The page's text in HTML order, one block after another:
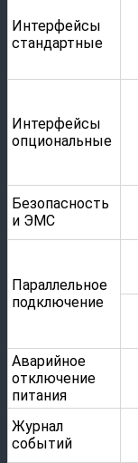
Интерфейсы
стандартные
Интерфейсы
опциональные
Безопасность
и ЭМС
Параллельное
подключение
Аварийное
отключение
питания
Журнал
событий